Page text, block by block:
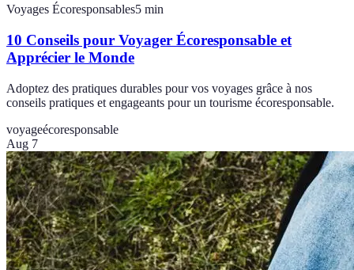
Voyages Écoresponsables5 min
10 Conseils pour Voyager Écoresponsable et
Apprécier le Monde
Adoptez des pratiques durables pour vos voyages grâce à nos
conseils pratiques et engageants pour un tourisme écoresponsable.
voyageécoresponsable
Aug 7